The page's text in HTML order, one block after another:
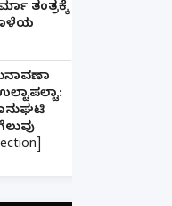
ತಂತ್ರಕ್ಕೆ